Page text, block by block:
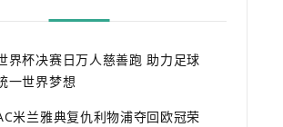
界杯决赛日万人慈善跑 助力足球
一世界梦想
米兰雅典复仇利物浦夺回欧冠荣